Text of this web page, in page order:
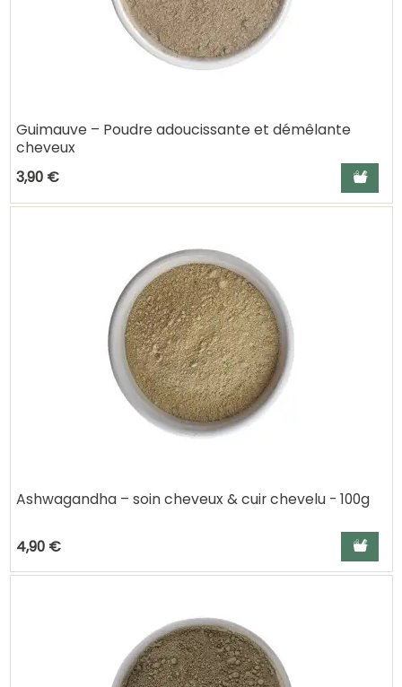
Guimauve – Poudre adoucissante et démêlante
cheveux
3,90 €
Ajouter
Ashwagandha – soin cheveux & cuir chevelu - 100g
4,90 € Ajouter